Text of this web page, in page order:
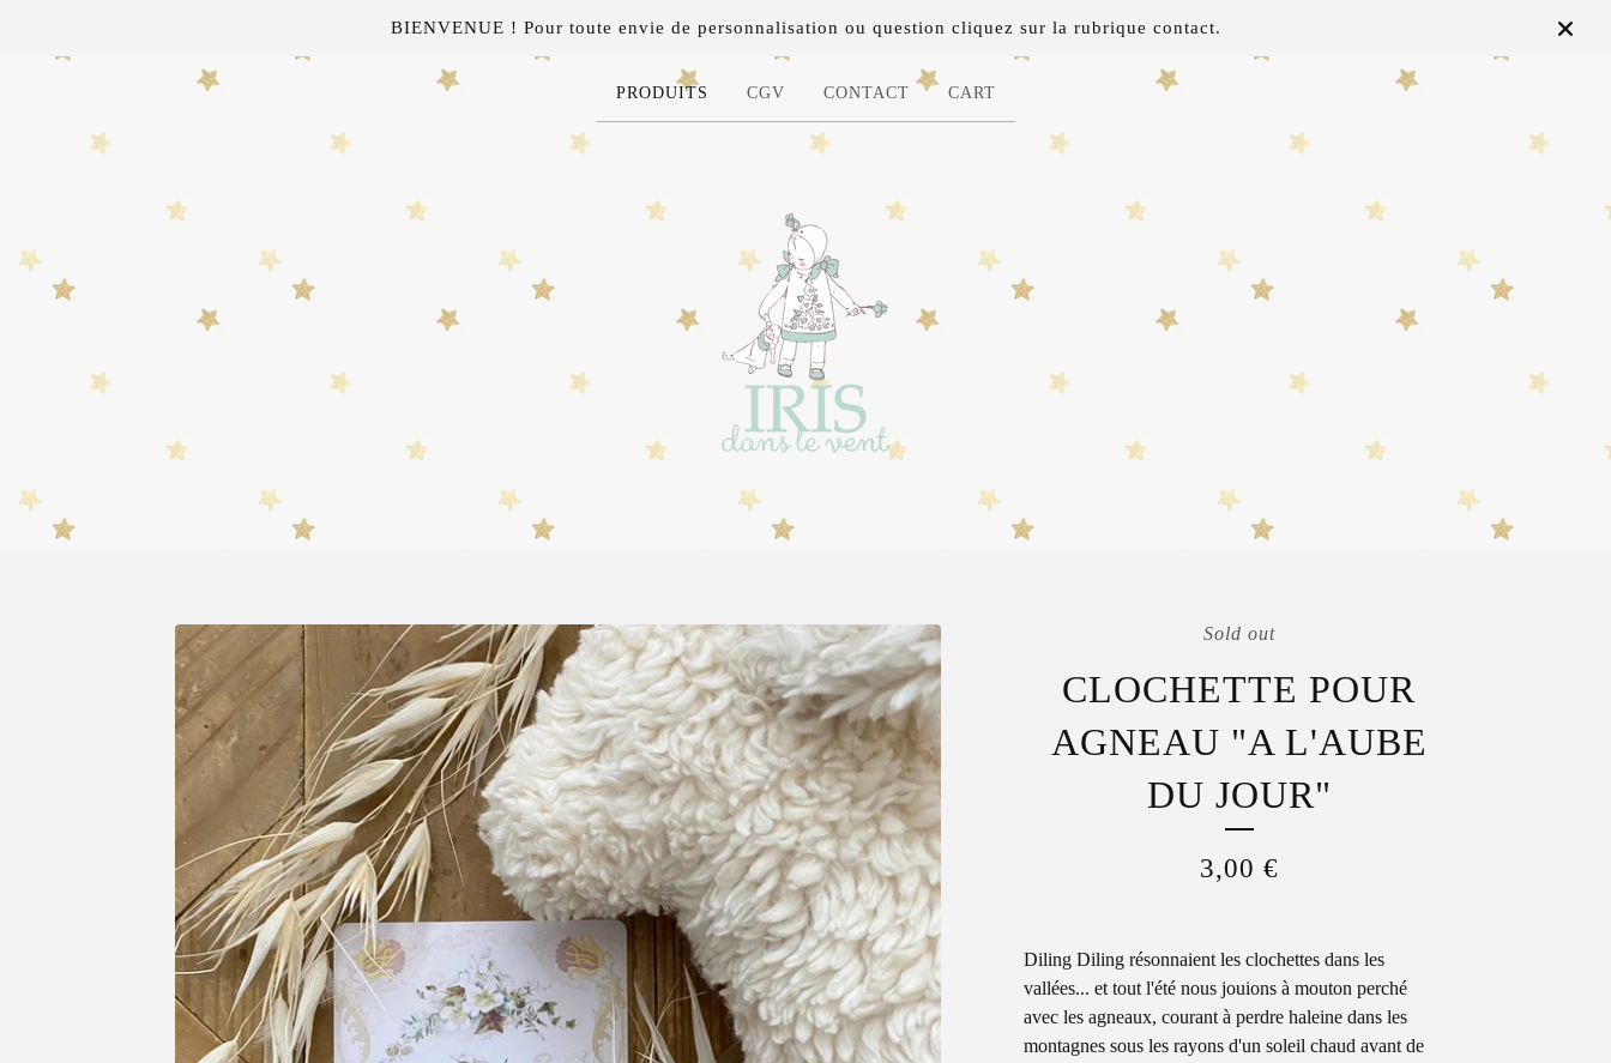
BIENVENUE ! Pour toute envie de personnalisation ou question cliquez sur la rubrique contact.
PRODUITS CGV CONTACT CART
Sold out
CLOCHETTE POUR
AGNEAU "A L'AUBE
DU JOUR"
3,00 €
Diling Diling résonnaient les clochettes dans les
vallées... et tout l'été nous jouions à mouton perché
avec les agneaux, courant à perdre haleine dans les
montagnes sous les rayons d'un soleil chaud avant de